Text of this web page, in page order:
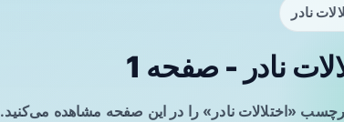
نادر
نادر - صفحه 1
«اختلالات نادر» را در این صفحه مشاهده می‌کنید.